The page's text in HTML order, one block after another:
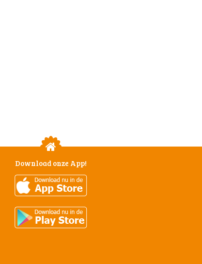
Download onze App!